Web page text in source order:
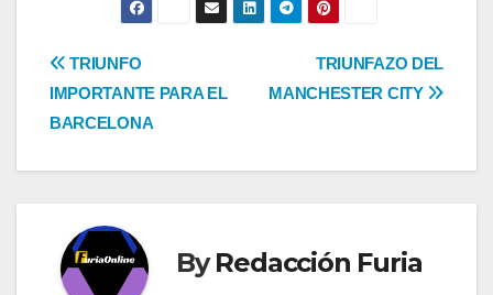
Navegación
de
entradas
TRIUNFAZO DEL
MANCHESTER CITY
TRIUNFO
IMPORTANTE PARA EL
BARCELONA
ByRedacción Furia